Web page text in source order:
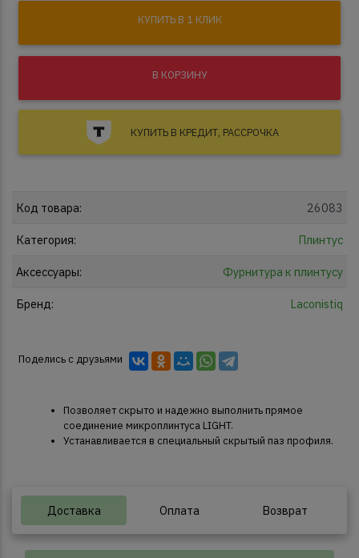
КУПИТЬ В 1 КЛИК
В КОРЗИНУ
КУПИТЬ В КРЕДИТ, РАССРОЧКА
Код товара: 26083
Категория: Плинтус
Аксессуары: Фурнитура к плинтусу
Бренд: Laconistiq
Поделись с друзьями
Позволяет скрыто и надежно выполнить прямое
соединение микроплинтуса LIGHT.
Устанавливается в специальный скрытый паз профиля.
Доставка Оплата Возврат